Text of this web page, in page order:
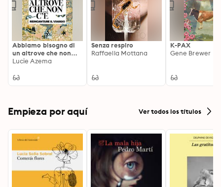
Abbiamo bisogno di
un altrove che non
c'è: Reincantare il
Lucie Azema
Senza respiro
Raffaella Mottana
K-PAX
Gene Brewer
Empieza por aquí Ver todos los títulos